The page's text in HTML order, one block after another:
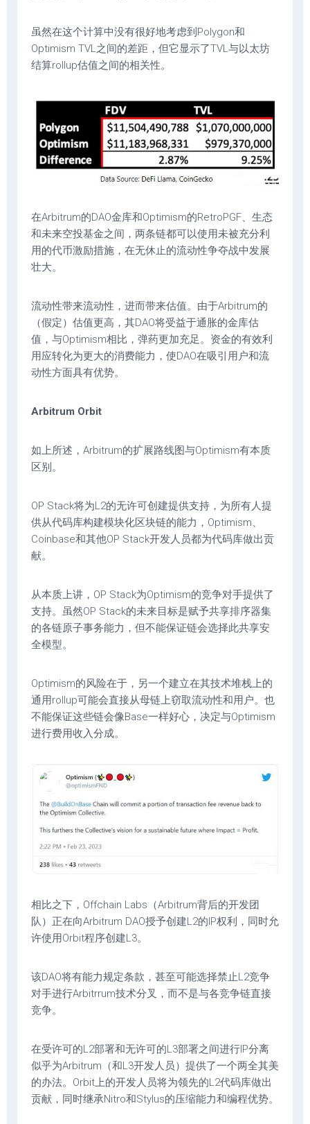
虽然在这个计算中没有很好地考虑到Polygon和
Optimism TVL之间的差距，但它显示了TVL与以太坊
结算rollup估值之间的相关性。
在Arbitrum的DAO金库和Optimism的RetroPGF、生态
和未来空投基金之间，两条链都可以使用未被充分利
用的代币激励措施，在无休止的流动性争夺战中发展
壮大。
流动性带来流动性，进而带来估值。由于Arbitrum的
（假定）估值更高，其DAO将受益于通胀的金库估
值，与Optimism相比，弹药更加充足。资金的有效利
用应转化为更大的消费能力，使DAO在吸引用户和流
动性方面具有优势。
Arbitrum Orbit
如上所述，Arbitrum的扩展路线图与Optimism有本质
区别。
OP Stack将为L2的无许可创建提供支持，为所有人提
供从代码库构建模块化区块链的能力，Optimism、
Coinbase和其他OP Stack开发人员都为代码库做出贡
献。
从本质上讲，OP Stack为Optimism的竞争对手提供了
支持。虽然OP Stack的未来目标是赋予共享排序器集
的各链原子事务能力，但不能保证链会选择此共享安
全模型。
Optimism的风险在于，另一个建立在其技术堆栈上的
通用rollup可能会直接从母链上窃取流动性和用户。也
不能保证这些链会像Base一样好心，决定与Optimism
进行费用收入分成。
相比之下，Offchain Labs（Arbitrum背后的开发团
队）正在向Arbitrum DAO授予创建L2的IP权利，同时允
许使用Orbit程序创建L3。
该DAO将有能力规定条款，甚至可能选择禁止L2竞争
对手进行Arbitrrum技术分叉，而不是与各竞争链直接
竞争。
在受许可的L2部署和无许可的L3部署之间进行IP分离
似乎为Arbitrum（和L3开发人员）提供了一个两全其美
的办法。Orbit上的开发人员将为领先的L2代码库做出
贡献，同时继承Nitro和Stylus的压缩能力和编程优势。